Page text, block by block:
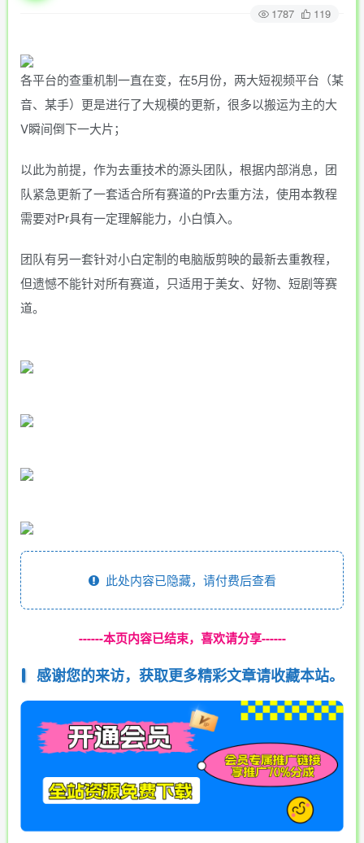
1787 119
各平台的查重机制一直在变，在5月份，两大短视频平台（某
音、某手）更是进行了大规模的更新，很多以搬运为主的大
V瞬间倒下一大片；
以此为前提，作为去重技术的源头团队，根据内部消息，团
队紧急更新了一套适合所有赛道的Pr去重方法，使用本教程
需要对Pr具有一定理解能力，小白慎入。
团队有另一套针对小白定制的电脑版剪映的最新去重教程，
但遗憾不能针对所有赛道，只适用于美女、好物、短剧等赛
道。
此处内容已隐藏，请付费后查看
------本页内容已结束，喜欢请分享------
感谢您的来访，获取更多精彩文章请收藏本站。